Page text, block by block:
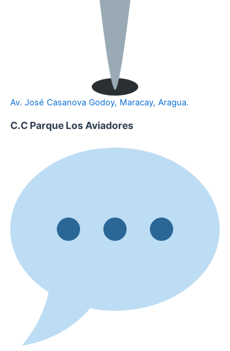
Av. José Casanova Godoy, Maracay, Aragua.
C.C Parque Los Aviadores